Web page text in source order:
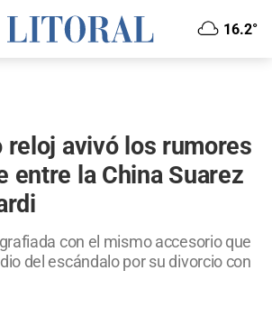
16.2°
reloj avivó los rumores
entre la China Suarez
con el mismo accesorio que
del escándalo por su divorcio con